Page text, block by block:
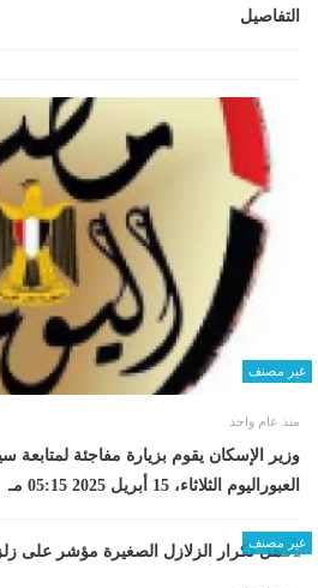
التفاصيل
غير مصنف
منذ عام واحد
وزير الإسكان يقوم بزيارة مفاجئة لمتابعة
العبوراليوم الثلاثاء، 15 أبريل 2025 05:15 مـ
غير مصنف